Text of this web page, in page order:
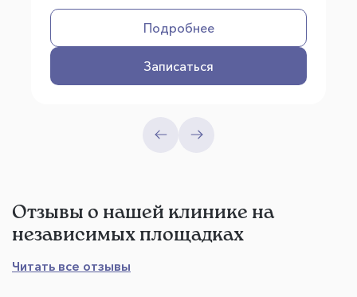
Подробнее
Записаться
Отзывы о нашей клинике на
независимых площадках
Читать все отзывы